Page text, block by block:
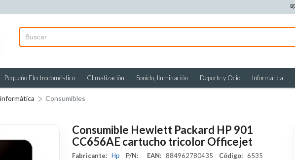
Pequeño Electrodoméstico Climatización Sonido, Iluminación Deporte y Ocio Informática
Consumibles
Consumible Hewlett Packard HP 901
CC656AE cartucho tricolor Officejet
Fabricante: Hp P/N: EAN: 884962780435 Código: 6535